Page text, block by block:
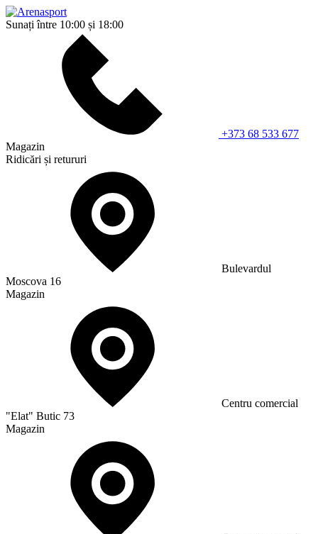
Sunați între 10:00 și 18:00
+373 68 533 677
Magazin
Ridicări și retururi
Bulevardul
Moscova 16
Magazin
Сentru comercial
"Elat" Butic 73
Magazin